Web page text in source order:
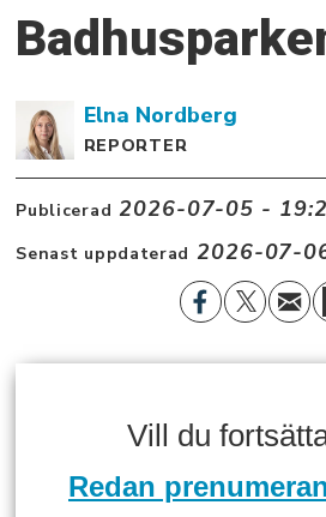
Elna Nordberg
REPORTER
Publicerad 2026-07-05 -
Senast uppdaterad 2026-07-
Vill du
Redan